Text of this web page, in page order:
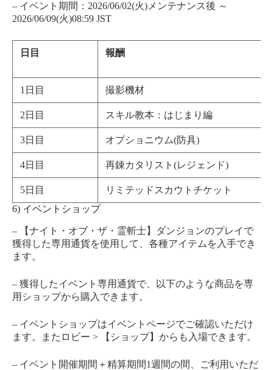
– イベント期間：2026/06/02(火)メンテナンス後 ～
2026/06/09(火)08:59 JST
日目 報酬
1日目 撮影機材
2日目 スキル教本：はじまり編
3日目 オプショニウム(防具)
4日目 再錬カタリスト(レジェンド)
5日目
リミテッドスカウトチケット
6) イベントショップ
– 【ナイト・オブ・ザ・霊斬士】ダンジョンのプレイで
獲得した専用通貨を使用して、各種アイテムを入手でき
ます。
– 獲得したイベント専用通貨で、以下のような商品を専
用ショップから購入できます。
– イベントショップはイベントページでご確認いただけ
ます。またロビー > 【ショップ】からも入場できます。
– イベント開催期間＋精算期間1週間の間、ご利用いただ